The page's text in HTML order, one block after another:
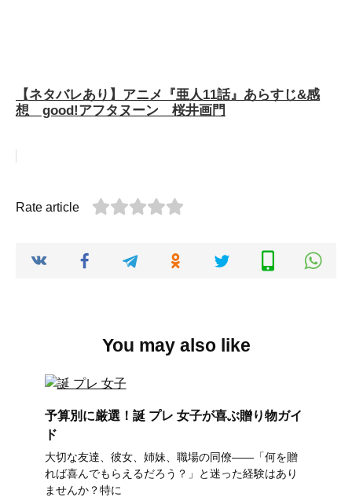
【ネタバレあり】アニメ『亜人11話』あらすじ&感
想 good!アフタヌーン 桜井画門
Rate article
You may also like
予算別に厳選！誕 プレ 女子が喜ぶ贈り物ガイ
ド
大切な友達、彼女、姉妹、職場の同僚――「何を贈
れば喜んでもらえるだろう？」と迷った経験はあり
ませんか？特に